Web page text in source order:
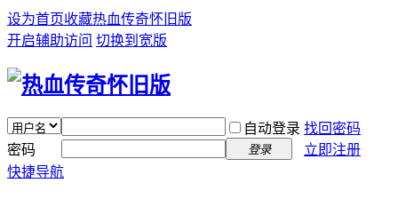
设为首页收藏热血传奇怀旧版
开启辅助访问 切换到宽版
自动登录 找回密码
密码
登录
立即注册
快捷导航